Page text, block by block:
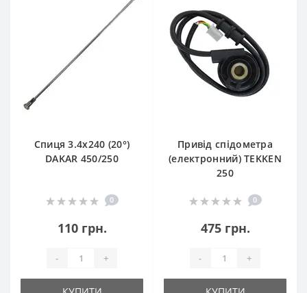
Спиця 3.4х240 (20°)
DAKAR 450/250
0
110 грн.
- +
Привід спідометра
(електронний) TEKKEN
250
0
475 грн.
- +